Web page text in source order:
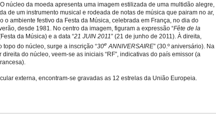
O núcleo da moeda apresenta uma imagem estilizada de uma multidão alegre,
de um instrumento musical e rodeada de notas de música que pairam no ar,
o ambiente festivo da Festa da Música, celebrada em França, no dia do
desde 1981. No centro da imagem, figuram a expressão “Fête de la
da Música) e a data “21 JUIN 2011” (21 de junho de 2011). À direita,
topo do núcleo, surge a inscrição “30eANNIVERSAIRE” (30.º aniversário). Na
direita do núcleo, veem-se as iniciais “RF”, indicativas do país emissor (a
externa, encontram-se gravadas as 12 estrelas da União Europeia.